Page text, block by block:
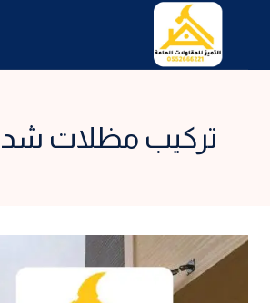
المحتوى
تركيب مظلات شد